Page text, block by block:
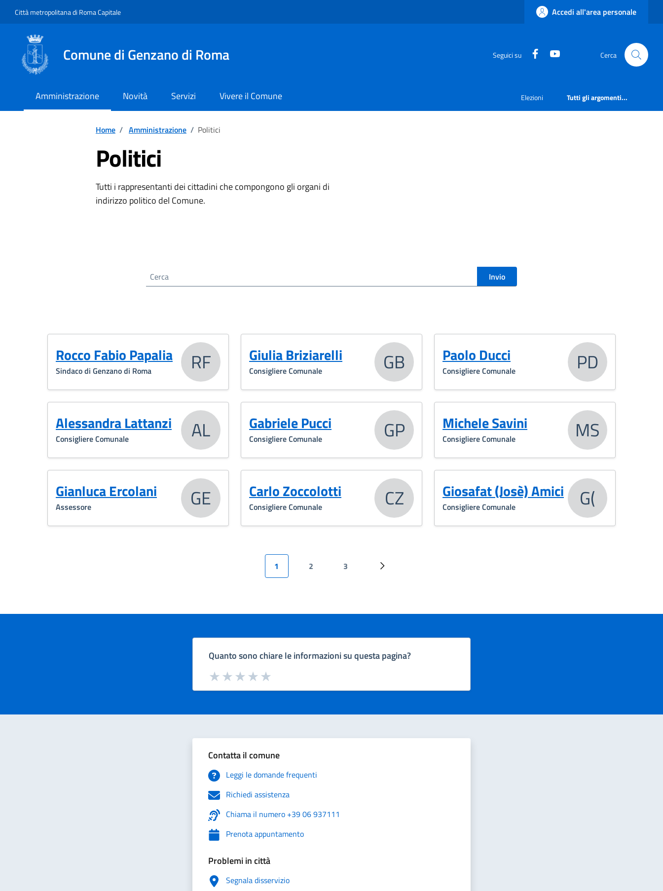
Città metropolitana di Roma Capitale Accedi all'area personale
Comune di Genzano di Roma Seguici su Facebook Cerca
Amministrazione Novità Servizi Vivere il Comune Elezioni Tutti gli argomenti...
Home / Amministrazione / Politici
Politici
Tutti i rappresentanti dei cittadini che compongono gli organi di
indirizzo politico del Comune.
Cerca nel sito Invio
Rocco Fabio Papalia
Sindaco di Genzano di Roma RF Giulia Briziarelli
Consigliere Comunale GB Paolo Ducci
Consigliere Comunale PD
Alessandra Lattanzi
Consigliere Comunale AL Gabriele Pucci
Consigliere Comunale GP Michele Savini
Consigliere Comunale MS
Gianluca Ercolani
Assessore GE Carlo Zoccolotti
Consigliere Comunale CZ Giosafat (Josè) Amici
Consigliere Comunale G(
Paginazione
1 2 3
Successiva ›
Quanto sono chiare le informazioni su questa pagina?
Valuta da 1 a 5 stelle la pagina
Valuta 5 stelle su 5
Valuta 4 stelle su 5
Valuta 3 stelle su 5
Valuta 2 stelle su 5
Valuta 1 stelle su 5
Contatta il comune
Leggi le domande frequenti
Richiedi assistenza
Chiama il numero +39 06 937111
Prenota appuntamento
Problemi in città
Segnala disservizio